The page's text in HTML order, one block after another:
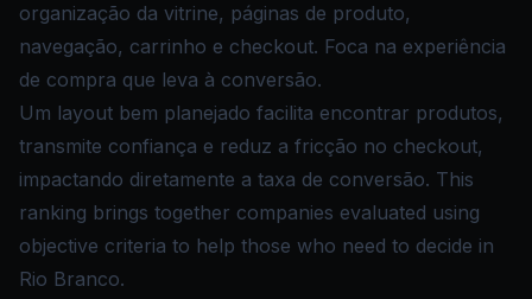
organização da vitrine, páginas de produto,
navegação, carrinho e checkout. Foca na experiência
de compra que leva à conversão.
Um layout bem planejado facilita encontrar produtos,
transmite confiança e reduz a fricção no checkout,
impactando diretamente a taxa de conversão. This
ranking brings together companies evaluated using
objective criteria to help those who need to decide in
Rio Branco.